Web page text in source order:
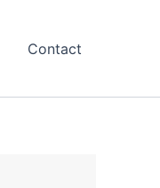
Contact